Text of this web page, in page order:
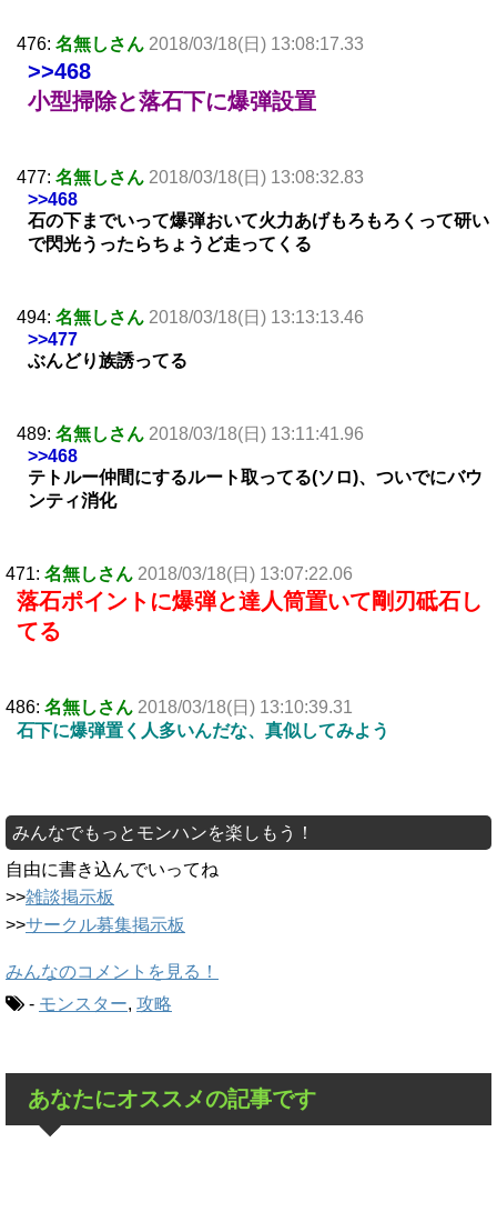
476: 名無しさん 2018/03/18(日) 13:08:17.33
>>468
小型掃除と落石下に爆弾設置
477: 名無しさん 2018/03/18(日) 13:08:32.83
>>468
石の下までいって爆弾おいて火力あげもろもろくって研い
で閃光うったらちょうど走ってくる
494: 名無しさん 2018/03/18(日) 13:13:13.46
>>477
ぶんどり族誘ってる
489: 名無しさん 2018/03/18(日) 13:11:41.96
>>468
テトルー仲間にするルート取ってる(ソロ)、ついでにバウ
ンティ消化
471: 名無しさん 2018/03/18(日) 13:07:22.06
落石ポイントに爆弾と達人筒置いて剛刃砥石し
てる
486: 名無しさん 2018/03/18(日) 13:10:39.31
石下に爆弾置く人多いんだな、真似してみよう
みんなでもっとモンハンを楽しもう！
自由に書き込んでいってね
>>雑談掲示板
>>サークル募集掲示板
みんなのコメントを見る！
- モンスター, 攻略
あなたにオススメの記事です